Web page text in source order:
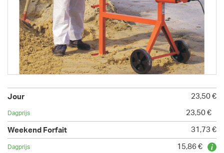
23,50 €
23,50 €
31,73 €
15,86 €